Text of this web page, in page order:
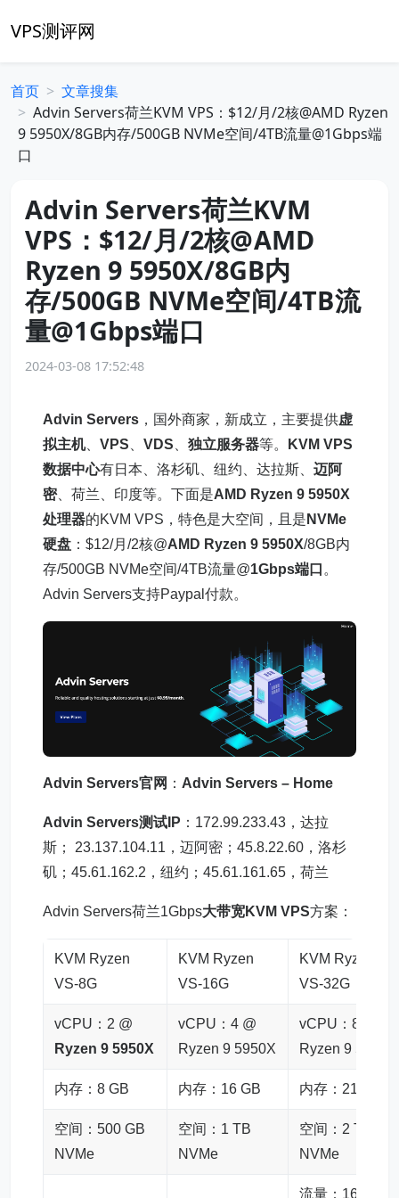
VPS测评网
首页
文章搜集
Advin Servers荷兰KVM VPS：$12/月/2核@AMD Ryzen
9 5950X/8GB内存/500GB NVMe空间/4TB流量@1Gbps端
口
Advin Servers荷兰KVM
VPS：$12/月/2核@AMD
Ryzen 9 5950X/8GB内
存/500GB NVMe空间/4TB流
量@1Gbps端口
2024-03-08 17:52:48
Advin Servers ，国外商家，新成立，主要提供虚
拟主机、 VPS VDS 独立服务器等。
KVM VPS
数据中心有日本、洛杉矶、纽约、达拉斯、 迈阿
密、荷兰、印度等。下面是AMD Ryzen 9 5950X
处理器的KVM VPS，特色是大空间，且是 NVMe
硬盘 ：$12/月/2核@AMD Ryzen 9 5950X/8GB内
存/500GB NVMe空间/4TB流量@1Gbps端口 。
Advin Servers支持Paypal付款。
Advin Servers官网 ： Advin Servers – Home
Advin Servers测试IP ：172.99.233.43，达拉
斯； 23.137.104.11，迈阿密；45.8.22.60，洛杉
矶；45.61.162.2，纽约；45.61.161.65，荷兰
Advin Servers荷兰1Gbps大带宽KVM VPS方案：
KVM Ryzen
VS-8G
KVM Ryzen
VS-16G
KVM Ryzen
VS-32G
vCPU：2 @
Ryzen 9 5950X
vCPU：4 @
Ryzen 9 5950X
vCPU：8 @
Ryzen 9 5950X
内存：8 GB 内存：16 GB 内存：21 GB
空间：500 GB
NVMe
空间：1 TB
NVMe
空间：2 TB
NVMe
流量：16 TB /